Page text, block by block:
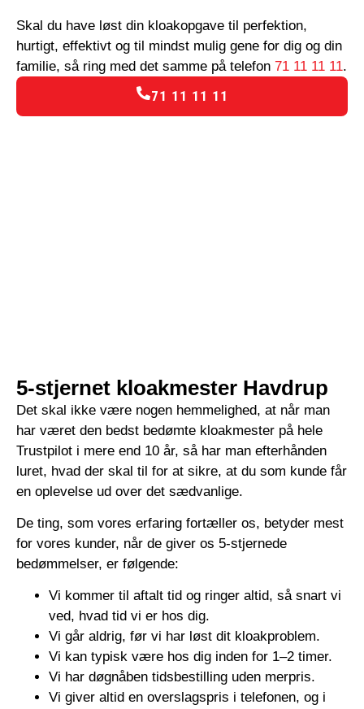
Skal du have løst din kloakopgave til perfektion,
hurtigt, effektivt og til mindst mulig gene for dig og din
familie, så ring med det samme på telefon 71 11 11 11.
71 11 11 11
5-stjernet kloakmester Havdrup
Det skal ikke være nogen hemmelighed, at når man
har været den bedst bedømte kloakmester på hele
Trustpilot i mere end 10 år, så har man efterhånden
luret, hvad der skal til for at sikre, at du som kunde får
en oplevelse ud over det sædvanlige.
De ting, som vores erfaring fortæller os, betyder mest
for vores kunder, når de giver os 5-stjernede
bedømmelser, er følgende:
Vi kommer til aftalt tid og ringer altid, så snart vi
ved, hvad tid vi er hos dig.
Vi går aldrig, før vi har løst dit kloakproblem.
Vi kan typisk være hos dig inden for 1–2 timer.
Vi har døgnåben tidsbestilling uden merpris.
Vi giver altid en overslagspris i telefonen, og i